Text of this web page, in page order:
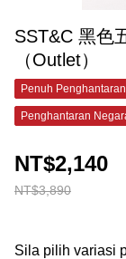
SST&C 黑色
（Outlet）
Penuh
Penghantaran
NT$3,890
NT$2,140
Sila pilih variasi